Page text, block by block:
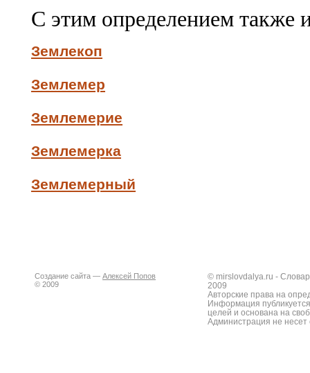
С этим определением также
Землекоп
Землемер
Землемерие
Землемерка
Землемерный
Создание сайта — Алексей Попов
© 2009
© mirslovdalya.ru -
2009
Авторские права на
Информация
целей и основана на
Администрация не несет